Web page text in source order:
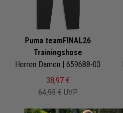
Puma teamFINAL26
Trainingshose
Herren Damen | 659688-03
38,97 €
64,95 € UVP